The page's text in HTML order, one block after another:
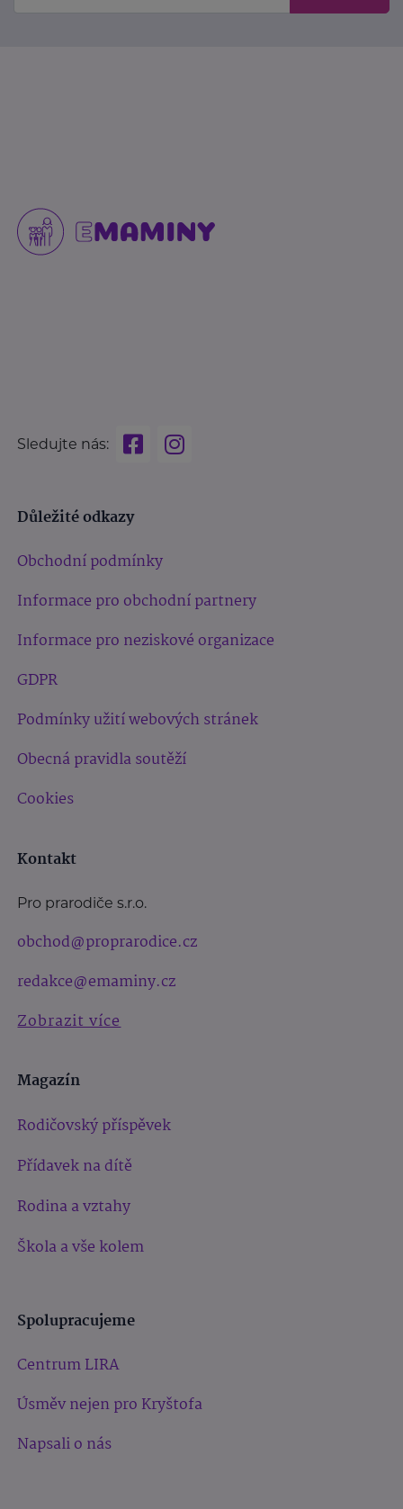
Sledujte nás:
Důležité odkazy
Obchodní podmínky
Informace pro obchodní partnery
Informace pro neziskové organizace
GDPR
Podmínky užití webových stránek
Obecná pravidla soutěží
Cookies
Kontakt
Pro prarodiče s.r.o.
obchod@proprarodice.cz
redakce@emaminy.cz
Zobrazit více
Magazín
Rodičovský příspěvek
Přídavek na dítě
Rodina a vztahy
Škola a vše kolem
Spolupracujeme
Centrum LIRA
Úsměv nejen pro Kryštofa
Napsali o nás